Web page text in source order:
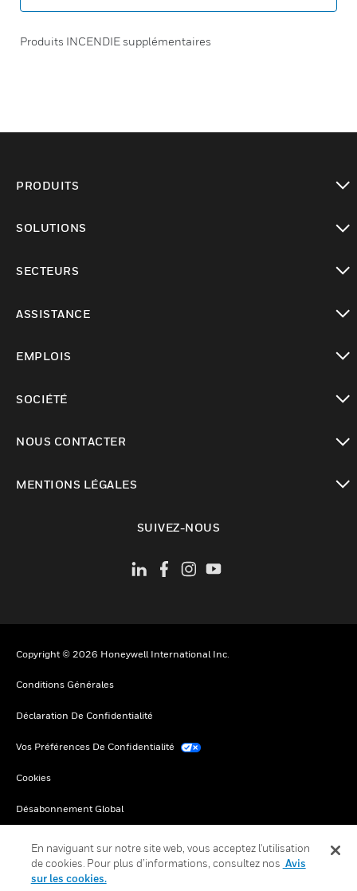
Produits INCENDIE supplémentaires
PRODUITS
SOLUTIONS
SECTEURS
ASSISTANCE
EMPLOIS
SOCIÉTÉ
NOUS CONTACTER
MENTIONS LÉGALES
SUIVEZ-NOUS
Copyright © 2026 Honeywell International Inc.
Conditions Générales
Déclaration De Confidentialité
Vos Préférences De Confidentialité
Cookies
Désabonnement Global
En naviguant sur notre site web, vous acceptez l'utilisation
de cookies. Pour plus d’informations, consultez nos Avis
sur les cookies.